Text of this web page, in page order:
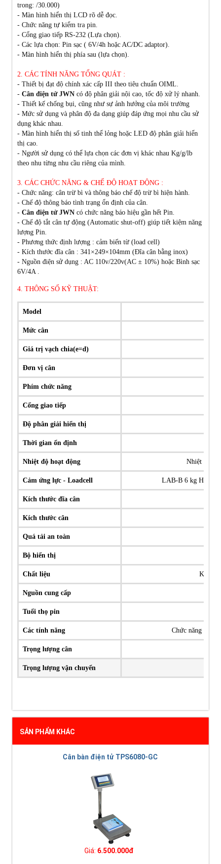
trong: /30.000)
- Màn hình hiển thị LCD rõ dễ đọc.
- Chức năng tự kiểm tra pin.
- Cổng giao tiếp RS-232 (Lựa chọn).
- Các lựa chọn: Pin sạc ( 6V/4h hoặc AC/DC adaptor).
- Màn hình hiển thị phía sau (lựa chọn).
2. CÁC TÍNH NĂNG TỔNG QUÁT :
- Thiết bị đạt độ chính xác cấp III theo tiêu chuẩn OIML.
- Cân điện tử JWN có độ phân giải nội cao, tốc độ xử lý nhanh.
- Thiết kế chống bụi, cũng như sự ảnh hưởng của môi trường
- Mức sử dụng và phân độ đa dạng giúp đáp ứng mọi nhu cầu sử
dụng khác nhau.
- Màn hình hiển thị số tinh thể lỏng hoặc LED độ phân giải hiển
thị cao.
- Người sử dụng có thể lựa chọn các đơn vị khác nhau Kg/g/lb
theo nhu từng nhu cầu riêng của mình.
3. CÁC CHỨC NĂNG & CHẾ ĐỘ HOẠT ĐỘNG :
- Chức năng: cân trừ bì và thông báo chế độ trừ bì hiện hành.
- Chế độ thông báo tình trạng ổn định của cân.
- Cân điện tử JWN có chức năng báo hiệu gần hết Pin.
- Chế độ tắt cân tự động (Automatic shut-off) giúp tiết kiệm năng
lượng Pin.
- Phương thức định lượng : cảm biến từ (load cell)
- Kích thước đĩa cân : 341×249×104mm (Đĩa cân bằng inox)
- Nguồn điện sử dụng : AC 110v/220v(AC ± 10%) hoặc Bình sạc
6V/4A .
4. THÔNG SỐ KỸ THUẬT:
Model
Mức cân
Giá trị vạch chia(e=d)
Đơn vị cân
Phím chức năng
Cổng giao tiếp
Độ phân giải hiển thị
Thời gian ổn định
Nhiệt độ hoạt động Nhiệt độ từ
Cảm ứng lực - Loadcell LAB-B 6 kg Hợp
Kích thước đĩa cân
Kích thước cân
Quá tải an toàn
Bộ hiển thị
Chất liệu Khung
Nguồn cung cấp
Tuổi thọ pin
Các tính năng Chức năng báo
Trọng lượng cân
Trọng lượng vận chuyển
SẢN PHẨM KHÁC
Cân bàn điện tử TPS6080-GC
Giá: 6.500.000đ